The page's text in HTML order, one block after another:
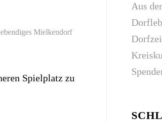
Mielkendorf
Spielplatz zu
Aus